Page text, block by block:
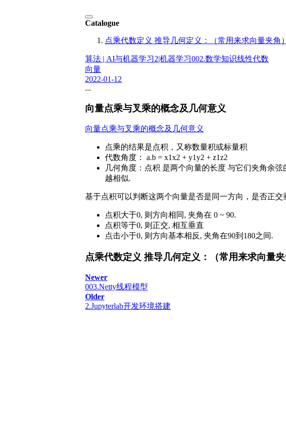
Catalogue
点乘代数定义 推导几何定义：（常用来求向量夹角）
算法 | AI与机器学习2|机器学习002.数学知识线性代数
向量
2022-01-12
...
向量点乘与叉乘的概念及几何意义
向量点乘与叉乘的概念及几何意义
点乘的结果是点积，又称数量积或标量积
代数角度： a.b = x1x2 + y1y2 + z1z2
几何角度：点积 是两个向量的长度 与它们夹角余
越相似.
基于点积可以判断这两个向量是否是同一方向，是否正交
点积大于0, 则方向相同, 夹角在 0 ~ 90.
点积等于0, 则正交, 相互垂直
点击小于0, 则方向基本相反, 夹角在90到180之间.
点乘代数定义 推导几何定义：（常用来求向量夹
Newer
003.Netty线程模型
Older
2.Jupyterlab开发环境搭建